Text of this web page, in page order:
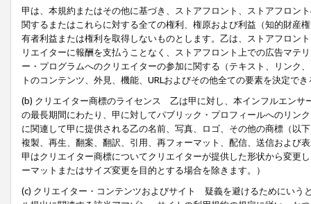
甲は、本規約またはその他に基づき、ストアフロント、ストアフロン
関するまたはこれらに対する全ての権利、権原および利益（知的財産
有者利益または権利を取得しないものとします。乙は、ストアフロン
リエイターに報酬を支払うことなく、ストアフロント上での広告マテ
ー・プログラムへのクリエイターの参加に関する（テキスト、リンク
トのコンテンツ、外見、機能、URLおよびその他全ての要素を決定で
(b) クリエイター商標のライセンス 乙は甲に対し、本インフルエンサ
の最長期間にわたり、甲に対してパブリック・プロフィールへのリン
に関連して甲に提供される乙の名前、写真、ロゴ、その他の商標（以
複製、再生、翻案、翻訳、引用、再フォーマット、配信、送信および
甲はクリエイター商標についてクリエイターが提供した形状から変更
ーマットまたはサイズ変更を目的とする場合を除きます。）
(c) クリエイター・コンテンツおよびサイト 疑義を避けるためにいう